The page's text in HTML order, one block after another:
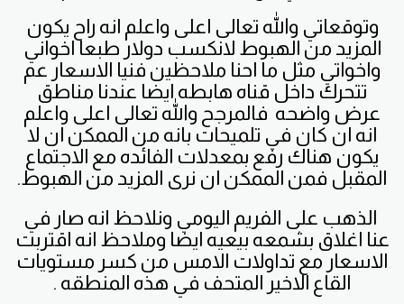
وتوقعاتي والله تعالى اعلى واعلم انه راح يكون
المزيد من الهبوط لانكسب دولار طبعا اخواني
واخواتي مثل ما احنا ملاحظين فنيا الاسعار عم
تتحرك داخل قناه هابطه ايضا عندنا مناطق
عرض واضحه فالمرجح والله تعالى اعلى واعلم
انه ان كان في تلميحات بانه من الممكن ان لا
يكون هناك رفع بمعدلات الفائده مع الاجتماع
المقبل فمن الممكن ان نرى المزيد من الهبوط.
الذهب على الفريم اليومي ونلاحظ انه صار في
عنا اغلاق بشمعه بيعيه ايضا وملاحظ انه اقتربت
الاسعار مع تداولات الامس من كسر مستويات
القاع الاخير المتحف في هذه المنطقه .